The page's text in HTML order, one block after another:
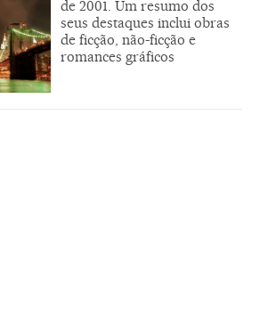
de 2001. Um resumo dos
seus destaques inclui obras
de ficção, não-ficção e
romances gráficos